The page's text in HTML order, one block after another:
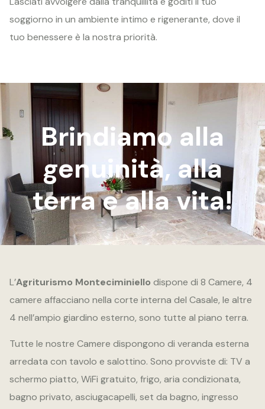
soggiorno in un ambiente intimo e rigenerante, dove il
tuo benessere è la nostra priorità.
Brindiamo alla
genuinità, alla
terra e alla vita!
L’Agriturismo Monteciminiello dispone di 8 Camere, 4
camere affacciano nella corte interna del Casale, le altre
4 nell’ampio giardino esterno, sono tutte al piano terra.
Tutte le nostre Camere dispongono di veranda esterna
arredata con tavolo e salottino. Sono provviste di: TV a
schermo piatto, WiFi gratuito, frigo, aria condizionata,
bagno privato, asciugacapelli, set da bagno, ingresso